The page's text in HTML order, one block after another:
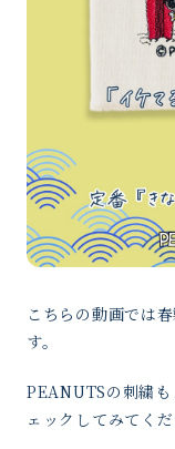
こちらの動画では
す。
PEANUTSの刺繍
ェックしてみてく